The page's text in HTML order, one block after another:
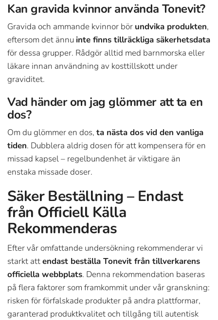
Kan gravida kvinnor använda Tonevit?
Gravida och ammande kvinnor bör undvika produkten,
eftersom det ännu inte finns tillräckliga säkerhetsdata
för dessa grupper. Rådgör alltid med barnmorska eller
läkare innan användning av kosttillskott under
graviditet.
Vad händer om jag glömmer att ta en
dos?
Om du glömmer en dos, ta nästa dos vid den vanliga
tiden. Dubblera aldrig dosen för att kompensera för en
missad kapsel – regelbundenhet är viktigare än
enstaka missade doser.
Säker Beställning – Endast
från Officiell Källa
Rekommenderas
Efter vår omfattande undersökning rekommenderar vi
starkt attendast beställa Tonevit från tillverkarens
officiella webbplats. Denna rekommendation baseras
på flera faktorer som framkommit under vår granskning:
risken för förfalskade produkter på andra plattformar,
garanterad produktkvalitet och tillgång till autentisk